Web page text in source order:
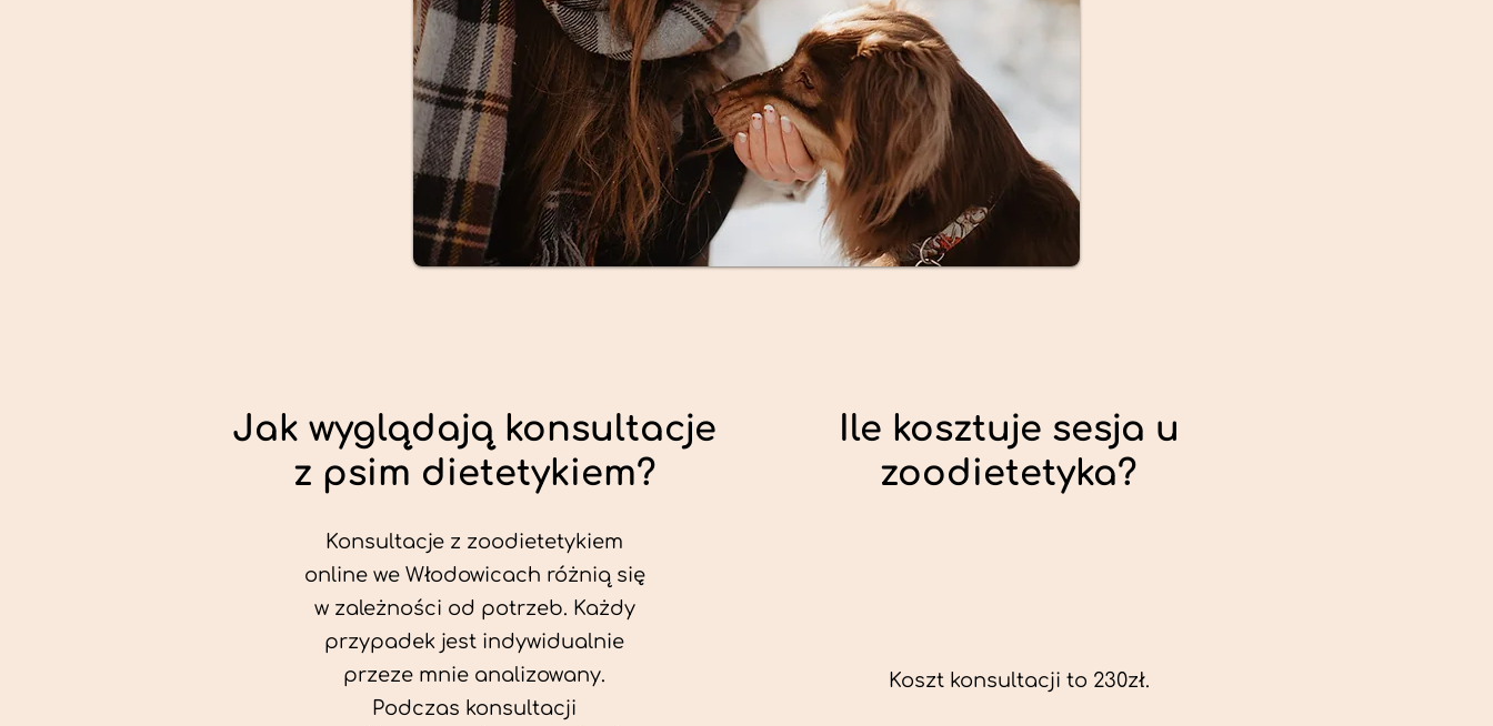
Jak wyglądają konsultacje
z psim dietetykiem?
Konsultacje z zoodietetykiem
online we Włodowicach różnią się
w zależności od potrzeb. Każdy
przypadek jest indywidualnie
przeze mnie analizowany.
Podczas konsultacji
Ile kosztuje sesja u
zoodietetyka?
Koszt konsultacji to 230zł.